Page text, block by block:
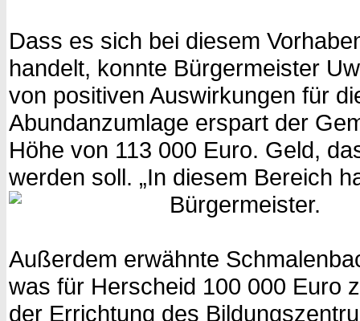
Dass es sich bei diesem
handelt, konnte Bürgermeister
von positiven Auswirkungen für
Abundanzumlage erspart der
Höhe von 113 000 Euro. Geld,
werden soll. „In diesem Bereich
Bürgermeister.
Außerdem erwähnte
was für Herscheid 100 000 Euro
der Errichtung des